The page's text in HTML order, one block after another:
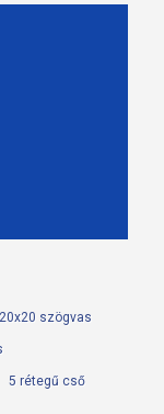
20x20 szögvas
5 rétegű cső